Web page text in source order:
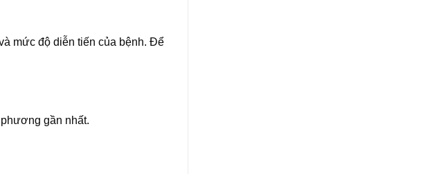
mức độ diễn tiến của bệnh. Để
gần nhất.